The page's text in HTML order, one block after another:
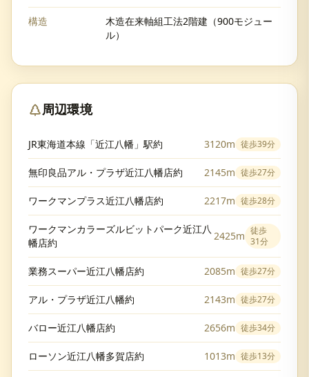
構造
木造在来軸組工法2階建（900モジュー
ル）
周辺環境
JR東海道本線「近江八幡」駅約 3120m 徒歩39分
無印良品アル・プラザ近江八幡店約 2145m 徒歩27分
ワークマンプラス近江八幡店約 2217m 徒歩28分
ワークマンカラーズルビットパーク近江八
幡店約
2425m 徒歩
31分
業務スーパー近江八幡店約 2085m 徒歩27分
アル・プラザ近江八幡約 2143m 徒歩27分
バロー近江八幡店約 2656m 徒歩34分
ローソン近江八幡多賀店約 1013m 徒歩13分